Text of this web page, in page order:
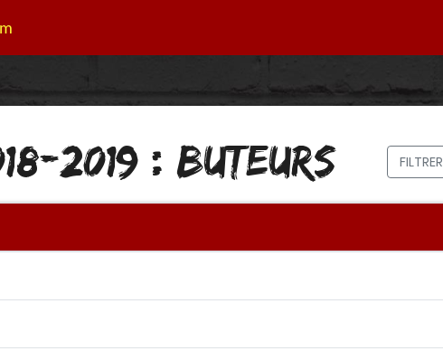
2019 : BUTEURS FILTRER